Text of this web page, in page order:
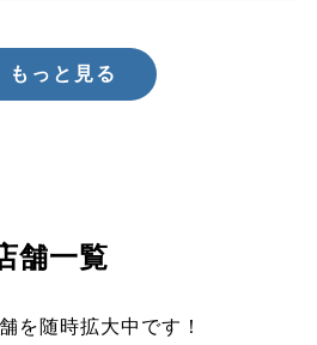
もっと見る
舗一覧
を随時拡大中です！